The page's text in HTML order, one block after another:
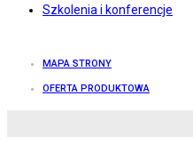
Szkolenia i konferencje
MAPA STRONY
OFERTA PRODUKTOWA